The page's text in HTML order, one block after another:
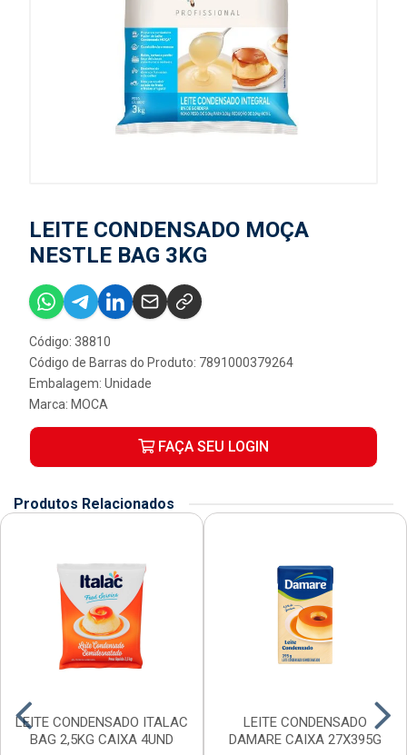
LEITE CONDENSADO MOÇA
NESTLE BAG 3KG
Código: 38810
Código de Barras do Produto: 7891000379264
Embalagem: Unidade
Marca: MOCA
FAÇA SEU LOGIN
Produtos Relacionados
LEITE CONDENSADO ITALAC
BAG 2,5KG CAIXA 4UND
LEITE CONDENSADO
DAMARE CAIXA 27X395G